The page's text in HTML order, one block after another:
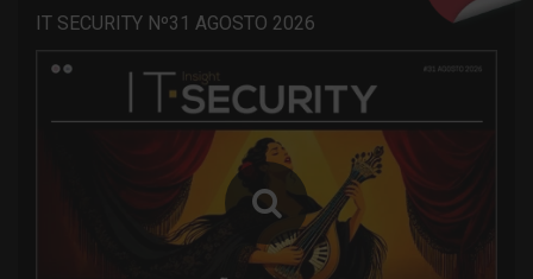
IT SECURITY Nº31 AGOSTO 2026